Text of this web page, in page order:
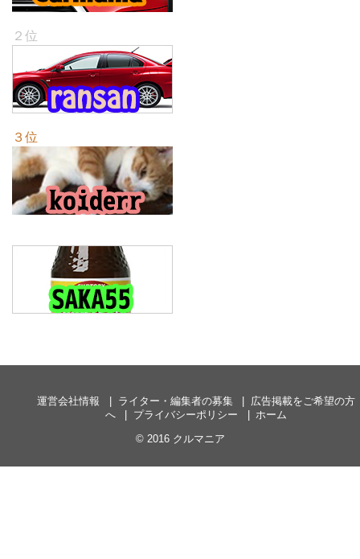
２位
３位
運営会社情報 ライター・編集者の募集
広告掲載をご希望の方
へ
プライバシーポリシー
ホーム
© 2016 クルマニア